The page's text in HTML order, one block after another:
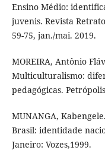
Ensino Médio:
juvenis. Revista
59-75, jan./mai. 2019.
MOREIRA, Antônio
Multiculturalismo:
pedagógicas.
MUNANGA,
Brasil: identidade
Janeiro: Vozes,1999.